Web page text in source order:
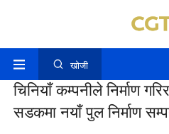
खोजी
चिनियाँ कम्पनीले निर्माण
सडकमा नयाँ पुल निर्माण